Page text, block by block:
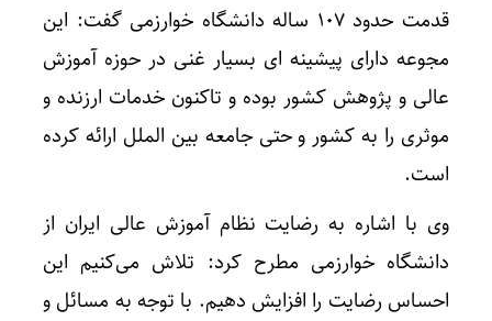
قدمت حدود ۱۰۷ ساله دانشگاه خوارزمی گفت: این
مجوعه دارای پیشینه ای بسیار غنی در حوزه آموزش
عالی و پژوهش کشور بوده و تاکنون خدمات ارزنده و
موثری را به کشور و حتی جامعه بین الملل ارائه کرده
است.
وی با اشاره به رضایت نظام آموزش عالی ایران از
دانشگاه خوارزمی مطرح کرد: تلاش می‌کنیم این
احساس رضایت را افزایش دهیم. با توجه به مسائل و